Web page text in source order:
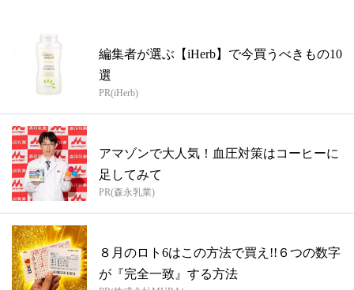
編集者が選ぶ【iHerb】で今買うべきもの10
選
PR(iHerb)
アマゾンで大人気！血圧対策はコーヒーに
足してみて
PR(森永乳業)
８月のロト6はこの方法で買え!!６つの数字
が『完全一致』する方法